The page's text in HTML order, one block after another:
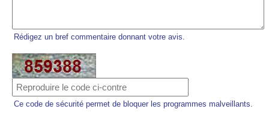
Rédigez un bref commentaire donnant votre avis.
Ce code de sécurité permet de bloquer les programmes malveillants.